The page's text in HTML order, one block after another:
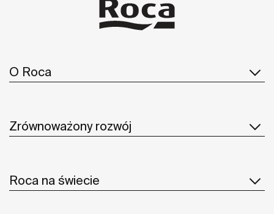
O Roca
Zrównoważony rozwój
Roca na świecie